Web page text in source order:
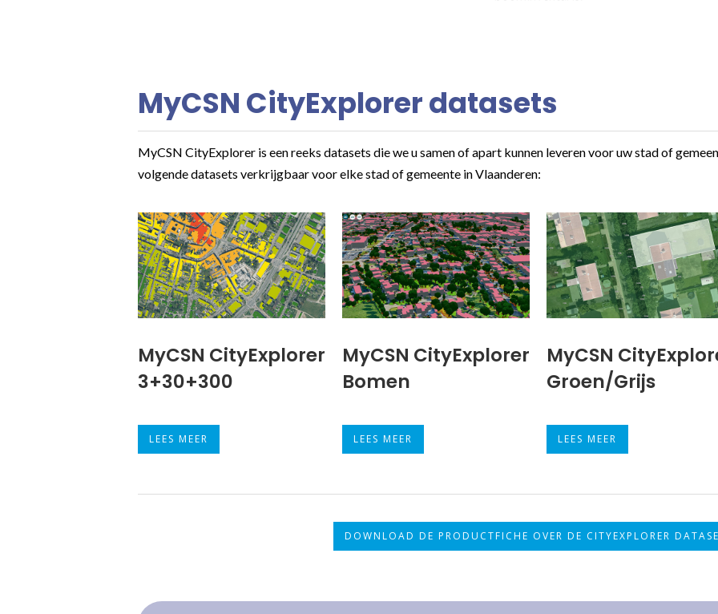
MyCSN CityExplorer datasets
MyCSN CityExplorer is een reeks datasets die we u samen of apart kunnen leveren voor uw stad of
volgende datasets verkrijgbaar voor elke stad of gemeente in Vlaanderen:
MyCSN CityExplorer
3+30+300
LEES MEER
MyCSN CityExplorer
Bomen
LEES MEER
MyCSN
Groen/Grijs
LEES MEER
DOWNLOAD DE PRODUCTFICHE OVER DE CITYEXPLORER